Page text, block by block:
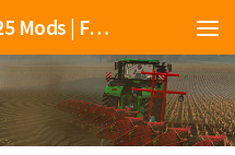
Landwirtschafts Simulator 25 Mods | Farming Simulator 25 Mods | FS25 Mods